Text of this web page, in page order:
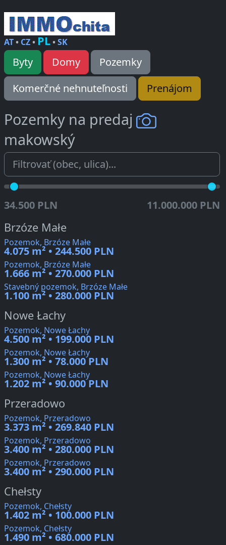
AT• CZ• PL•SK
Byty Domy
Pozemky
Komerčné nehnuteľnosti
Prenájom
Pozemky na predaj
makowský
34.500 PLN 11.000.000 PLN
Brzóze Małe
Pozemok, Brzóze Małe
4.075 m² • 244.500 PLN
Pozemok, Brzóze Małe
1.666 m² • 270.000 PLN
Stavebný pozemok, Brzóze Małe
1.100 m² • 280.000 PLN
Nowe Łachy
Pozemok, Nowe Łachy
4.500 m² • 199.000 PLN
Pozemok, Nowe Łachy
1.300 m² • 78.000 PLN
Pozemok, Nowe Łachy
1.202 m² • 90.000 PLN
Przeradowo
Pozemok, Przeradowo
3.373 m² • 269.840 PLN
Pozemok, Przeradowo
3.400 m² • 280.000 PLN
Pozemok, Przeradowo
3.400 m² • 290.000 PLN
Chełsty
Pozemok, Chełsty
1.402 m² • 100.000 PLN
Pozemok, Chełsty
1.490 m² • 680.000 PLN